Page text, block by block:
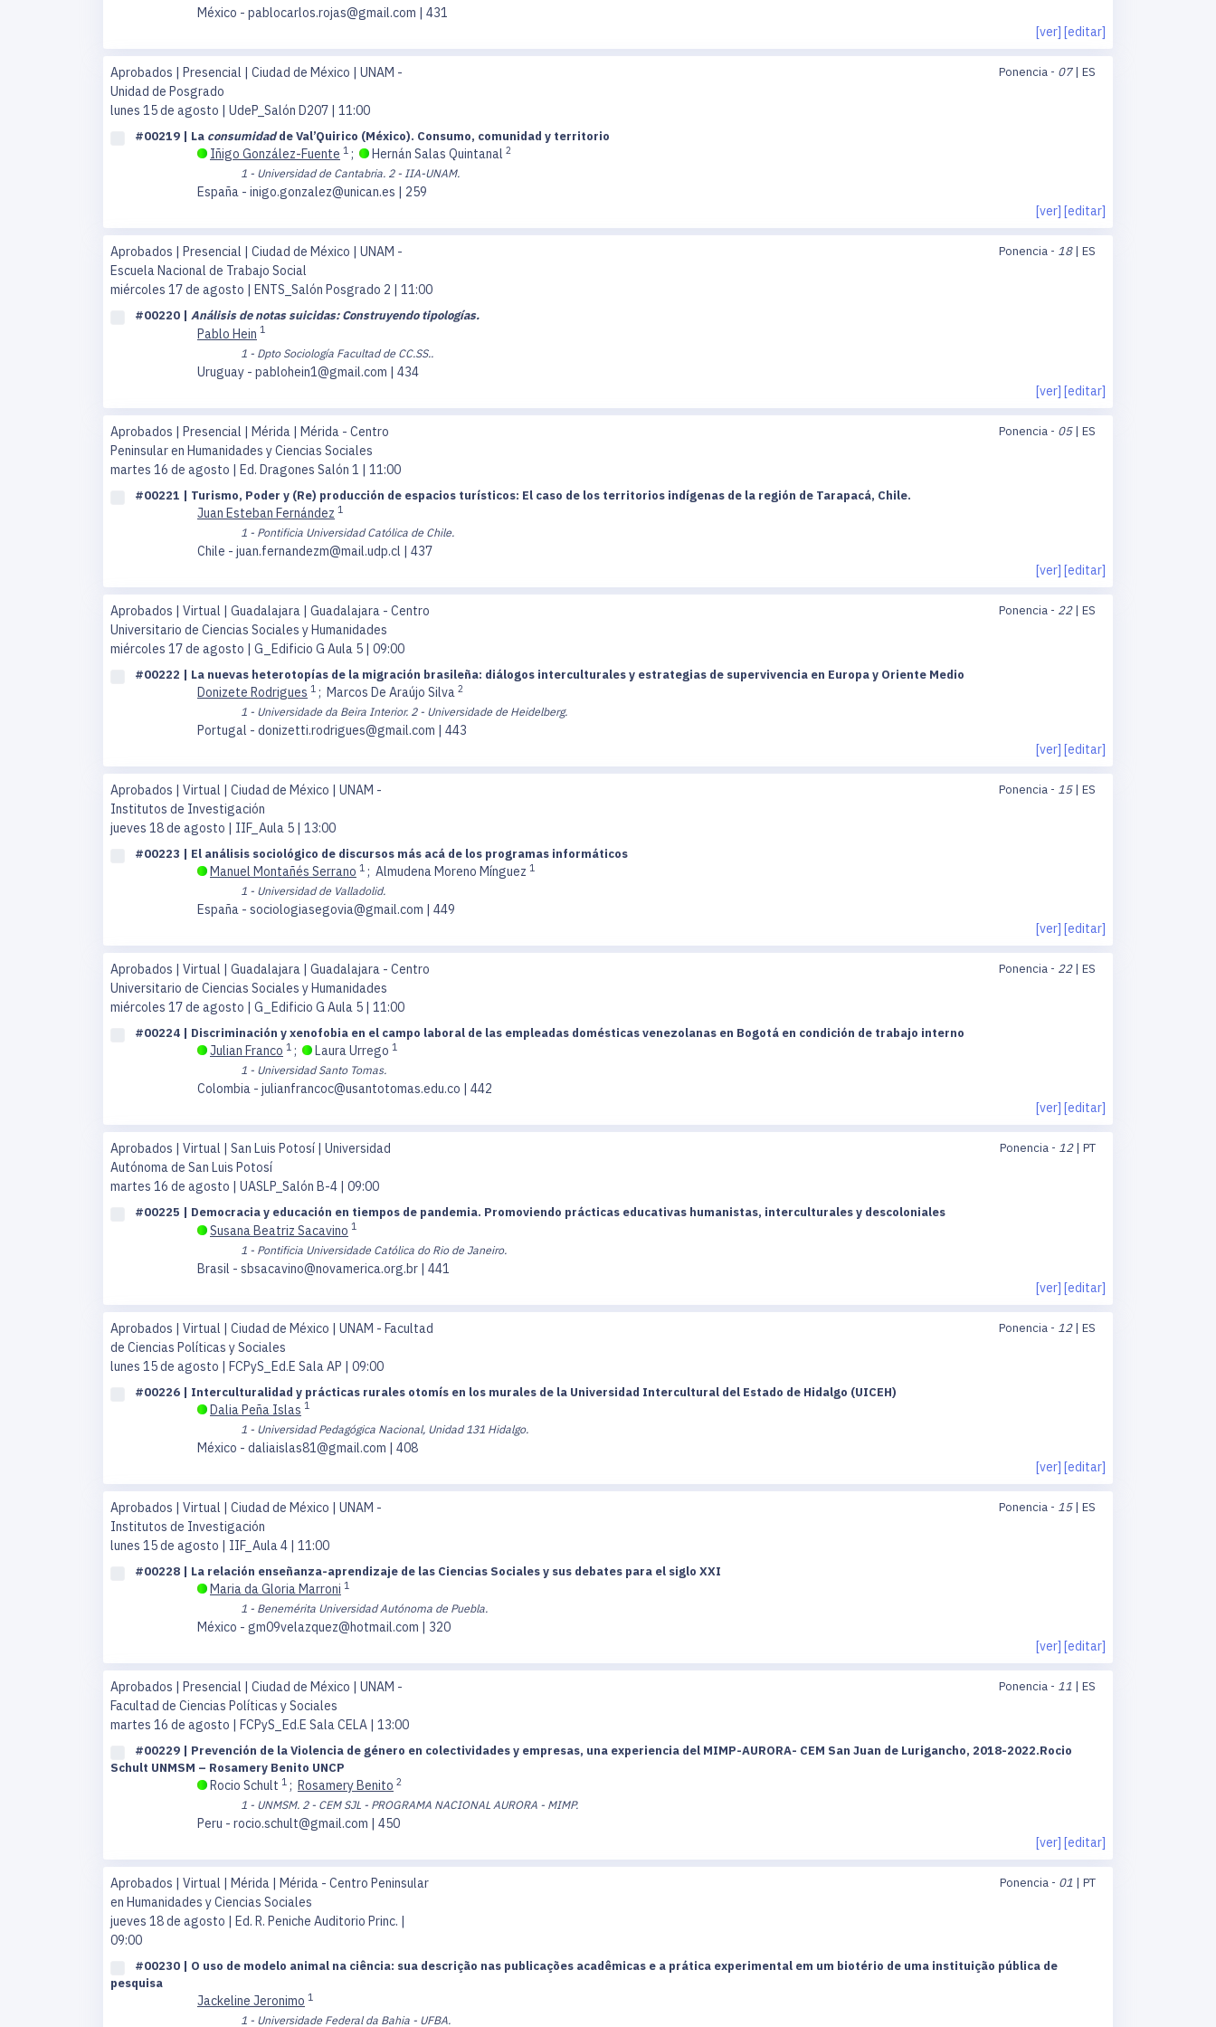
México - pablocarlos.rojas@gmail.com | 431
[ver] [editar]
Aprobados | Presencial | Ciudad de México | UNAM -
Unidad de Posgrado
lunes 15 de agosto | UdeP_Salón D207 | 11:00
Ponencia - 07| ES
#00219 | La consumidadde Val’Quirico (México). Consumo, comunidad y territorio
Iñigo González-Fuente 1 ; Hernán Salas Quintanal 2
1 - Universidad de Cantabria. 2 - IIA-UNAM.
España - inigo.gonzalez@unican.es | 259
[ver] [editar]
Aprobados | Presencial | Ciudad de México | UNAM -
Escuela Nacional de Trabajo Social
miércoles 17 de agosto | ENTS_Salón Posgrado 2 | 11:00
Ponencia - 18| ES
#00220 | Análisis de notas suicidas: Construyendo tipologías.
Pablo Hein 1
1 - Dpto Sociología Facultad de CC.SS..
Uruguay - pablohein1@gmail.com | 434
[ver] [editar]
Aprobados | Presencial | Mérida | Mérida - Centro
Peninsular en Humanidades y Ciencias Sociales
martes 16 de agosto | Ed. Dragones Salón 1 | 11:00
Ponencia - 05| ES
#00221 | Turismo, Poder y (Re) producción de espacios turísticos: El caso de los territorios indígenas de la región de Tarapacá, Chile.
Juan Esteban Fernández 1
1 - Pontificia Universidad Católica de Chile.
Chile - juan.fernandezm@mail.udp.cl | 437
[ver] [editar]
Aprobados | Virtual | Guadalajara | Guadalajara - Centro
Universitario de Ciencias Sociales y Humanidades
miércoles 17 de agosto | G_Edificio G Aula 5 | 09:00
Ponencia - 22| ES
#00222 | La nuevas heterotopías de la migración brasileña: diálogos interculturales y estrategias de supervivencia en Europa y Oriente Medio
Donizete Rodrigues 1 ; Marcos De Araújo Silva 2
1 - Universidade da Beira Interior. 2 - Universidade de Heidelberg.
Portugal - donizetti.rodrigues@gmail.com | 443
[ver] [editar]
Aprobados | Virtual | Ciudad de México | UNAM -
Institutos de Investigación
jueves 18 de agosto | IIF_Aula 5 | 13:00
Ponencia - 15| ES
#00223 | El análisis sociológico de discursos más acá de los programas informáticos
Manuel Montañés Serrano 1 ; Almudena Moreno Mínguez 1
1 - Universidad de Valladolid.
España - sociologiasegovia@gmail.com | 449
[ver] [editar]
Aprobados | Virtual | Guadalajara | Guadalajara - Centro
Universitario de Ciencias Sociales y Humanidades
miércoles 17 de agosto | G_Edificio G Aula 5 | 11:00
Ponencia - 22| ES
#00224 | Discriminación y xenofobia en el campo laboral de las empleadas domésticas venezolanas en Bogotá en condición de trabajo interno
Julian Franco 1 ; Laura Urrego 1
1 - Universidad Santo Tomas.
Colombia - julianfrancoc@usantotomas.edu.co | 442
[ver] [editar]
Aprobados | Virtual | San Luis Potosí | Universidad
Autónoma de San Luis Potosí
martes 16 de agosto | UASLP_Salón B-4 | 09:00
Ponencia - 12| PT
#00225 | Democracia y educación en tiempos de pandemia. Promoviendo prácticas educativas humanistas, interculturales y descoloniales
Susana Beatriz Sacavino 1
1 - Pontificia Universidade Católica do Rio de Janeiro.
Brasil - sbsacavino@novamerica.org.br | 441
[ver] [editar]
Aprobados | Virtual | Ciudad de México | UNAM - Facultad
de Ciencias Políticas y Sociales
lunes 15 de agosto | FCPyS_Ed.E Sala AP | 09:00
Ponencia - 12| ES
#00226 | Interculturalidad y prácticas rurales otomís en los murales de la Universidad Intercultural del Estado de Hidalgo (UICEH)
Dalia Peña Islas 1
1 - Universidad Pedagógica Nacional, Unidad 131 Hidalgo.
México - daliaislas81@gmail.com | 408
[ver] [editar]
Aprobados | Virtual | Ciudad de México | UNAM -
Institutos de Investigación
lunes 15 de agosto | IIF_Aula 4 | 11:00
Ponencia - 15| ES
#00228 | La relación enseñanza-aprendizaje de las Ciencias Sociales y sus debates para el siglo XXI
Maria da Gloria Marroni 1
1 - Benemérita Universidad Autónoma de Puebla.
México - gm09velazquez@hotmail.com | 320
[ver] [editar]
Aprobados | Presencial | Ciudad de México | UNAM -
Facultad de Ciencias Políticas y Sociales
martes 16 de agosto | FCPyS_Ed.E Sala CELA | 13:00
Ponencia - 11 | ES
#00229 | Prevención de la Violencia de género en colectividades y empresas, una experiencia del MIMP-AURORA- CEM San Juan de Lurigancho, 2018-2022.Rocio
Schult UNMSM – Rosamery Benito UNCP
Rocio Schult 1 ; Rosamery Benito 2
1 - UNMSM. 2 - CEM SJL - PROGRAMA NACIONAL AURORA - MIMP.
Peru - rocio.schult@gmail.com | 450
[ver] [editar]
Aprobados | Virtual | Mérida | Mérida - Centro Peninsular
en Humanidades y Ciencias Sociales
jueves 18 de agosto | Ed. R. Peniche Auditorio Princ. |
09:00
Ponencia - 01 | PT
#00230 | O uso de modelo animal na ciência: sua descrição nas publicações acadêmicas e a prática experimental em um biotério de uma instituição pública de
pesquisa
Jackeline Jeronimo 1
1 - Universidade Federal da Bahia - UFBA.